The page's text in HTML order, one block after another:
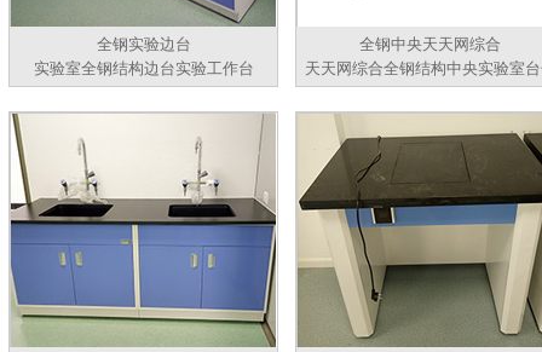
全钢实验边台
实验室全钢结构边台实验工作台
全钢中央天天网综合
天天网综合全钢结构中央实验室